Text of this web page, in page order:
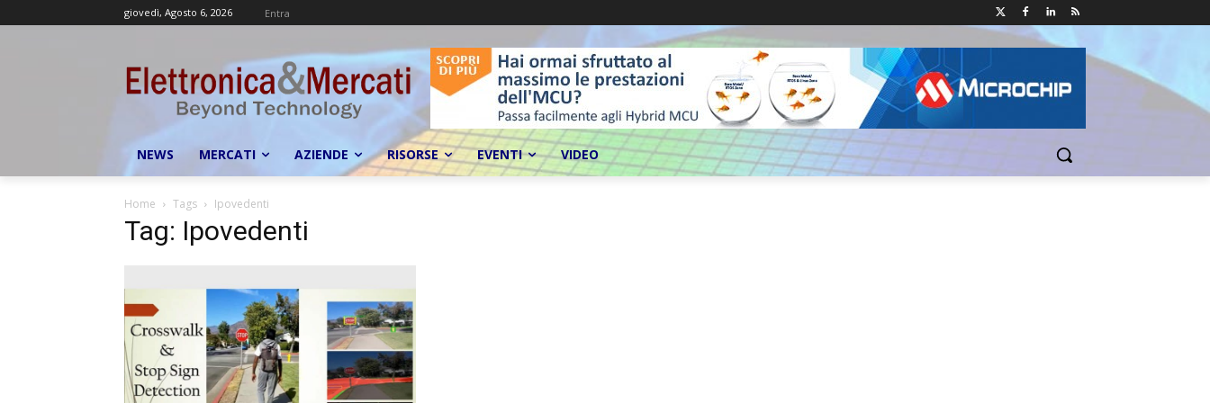
giovedì, Agosto 6, 2026 Entra
NEWS MERCATI AZIENDE RISORSE EVENTI VIDEO
Home Tags Ipovedenti
Tag: Ipovedenti